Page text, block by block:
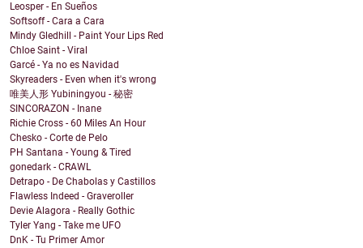
Leosper - En Sueños
Softsoff - Cara a Cara
Mindy Gledhill - Paint Your Lips Red
Chloe Saint - Viral
Garcé - Ya no es Navidad
Skyreaders - Even when it's wrong
唯美人形 Yubiningyou - 秘密
SINCORAZON - Inane
Richie Cross - 60 Miles An Hour
Chesko - Corte de Pelo
PH Santana - Young & Tired
gonedark - CRAWL
Detrapo - De Chabolas y Castillos
Flawless Indeed - Graveroller
Devie Alagora - Really Gothic
Tyler Yang - Take me UFO
DnK - Tu Primer Amor